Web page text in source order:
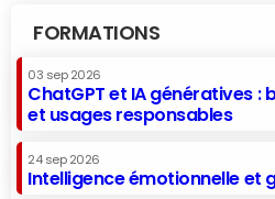
FORMATIONS
03 sep 2026
ChatGPT et IA génératives :
et usages responsables
24 sep 2026
Intelligence émotionnelle et